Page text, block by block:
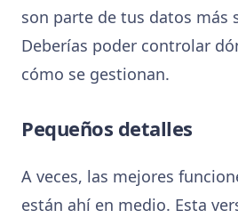
son parte de tus datos más
Deberías poder controlar
cómo se gestionan.
Pequeños detalles
A veces, las mejores
están ahí en medio. Esta